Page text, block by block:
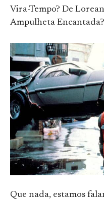
Vira-Tempo? De
Ampulheta Encantada?
Que nada, estamos